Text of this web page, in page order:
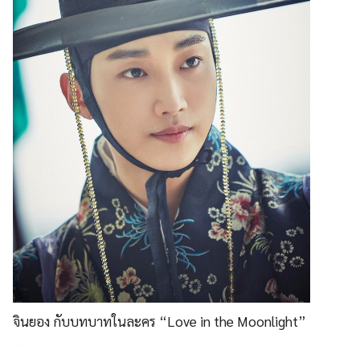
จินยอง กับบทบาทในละคร “Love in the Moonlight”